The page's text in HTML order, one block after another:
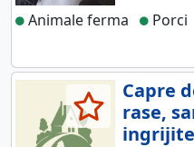
Animale ferma
Porci
Capre
rase,
ingrijite